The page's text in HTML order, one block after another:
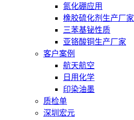
氮化硼应用
橡胶硫化剂生产厂家
三苯基铋性质
亚铬酸铜生产厂家
客户案例
航天航空
日用化学
印染油墨
质检单
深圳宏元